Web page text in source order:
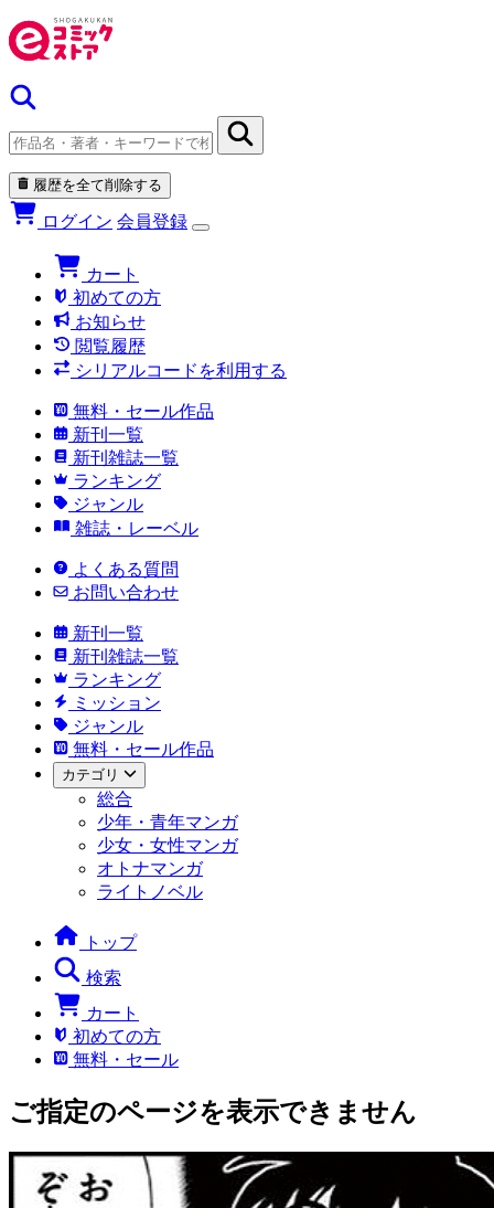
履歴を全て削除する
ログイン 会員登録
カート
初めての方
お知らせ
閲覧履歴
シリアルコードを利用する
無料・セール作品
新刊一覧
新刊雑誌一覧
ランキング
ジャンル
雑誌・レーベル
よくある質問
お問い合わせ
新刊一覧
新刊雑誌一覧
ランキング
ミッション
ジャンル
無料・セール作品
カテゴリ
総合
少年・青年マンガ
少女・女性マンガ
オトナマンガ
ライトノベル
トップ
検索
カート
初めての方
無料・セール
ご指定のページを表示できません